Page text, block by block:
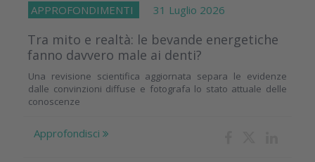
APPROFONDIMENTI 31 Luglio 2026
Tra mito e realtà: le bevande energetiche
fanno davvero male ai denti?
Una revisione scientifica aggiornata separa le evidenze
dalle convinzioni diffuse e fotografa lo stato attuale delle
conoscenze
Approfondisci